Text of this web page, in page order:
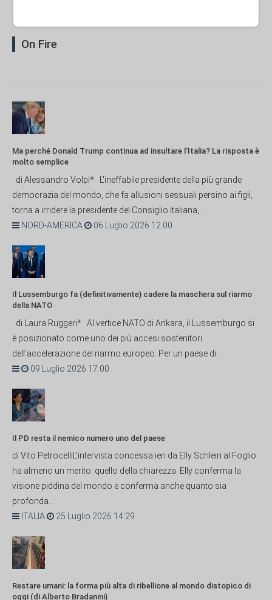
On Fire
Ma perché Donald Trump continua ad insultare l'Italia? La risposta è
molto semplice
di Alessandro Volpi* L'ineffabile presidente della più grande
democrazia del mondo, che fa allusioni sessuali persino ai figli,
torna a irridere la presidente del Consiglio italiana,...
NORD-AMERICA
06 Luglio 2026 12:00
Il Lussemburgo fa (definitivamente) cadere la maschera sul riarmo
della NATO
di Laura Ruggeri* Al vertice NATO di Ankara, il Lussemburgo si
è posizionato come uno dei più accesi sostenitori
dell'accelerazione del riarmo europeo. Per un paese di...
09 Luglio 2026 17:00
Il PD resta il nemico numero uno del paese
di Vito PetrocelliL’intervista concessa ieri da Elly Schlein al Foglio
ha almeno un merito: quello della chiarezza. Elly conferma la
visione piddina del mondo e conferma anche quanto sia
profonda...
ITALIA
25 Luglio 2026 14:29
Restare umani: la forma più alta di ribellione al mondo distopico di
oggi (di Alberto Bradanini)